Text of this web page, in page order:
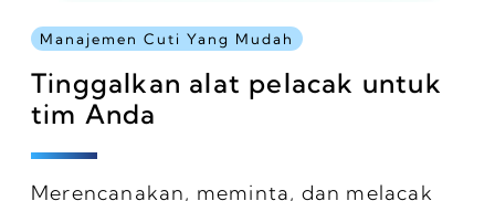
Manajemen Cuti Yang Mudah
Tinggalkan alat pelacak untuk
tim Anda
Merencanakan, meminta, dan melacak